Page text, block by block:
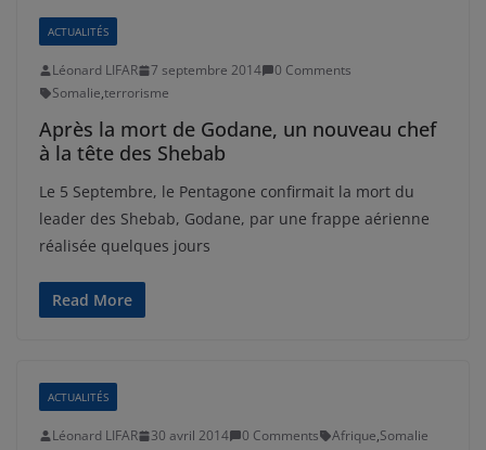
ACTUALITÉS
Léonard LIFAR 7 septembre 2014
0 Comments
Somalie,terrorisme
Après la mort de Godane, un nouveau chef
à la tête des Shebab
Le 5 Septembre, le Pentagone confirmait la mort du
leader des Shebab, Godane, par une frappe aérienne
réalisée quelques jours
Read More
ACTUALITÉS
Léonard LIFAR 30 avril 2014 0 Comments Afrique,Somalie